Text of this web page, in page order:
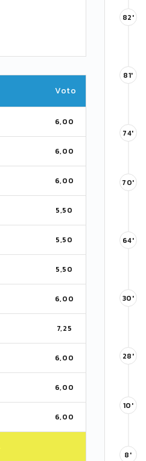
Voto
6,00
6,00
6,00
5,50
5,50
5,50
6,00
7,25
6,00
6,00
6,00
82'
81'
74'
70'
64'
30'
28'
10'
8'